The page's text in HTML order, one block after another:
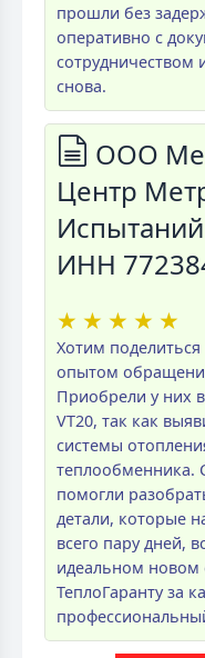
прошли без
оперативно с
сотрудничеством
снова.
ООО
Центр
ИНН
★ ★ ★ ★ ★
Хотим
опытом
Приобрели у них
VT20, так как
системы
теплообменника.
помогли
детали, которые
всего пару дней,
идеальном новом
ТеплоГаранту за